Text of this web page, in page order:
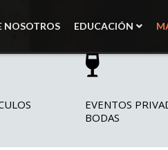
NOSOTROS EDUCACIÓN
EVENTOS
BODAS